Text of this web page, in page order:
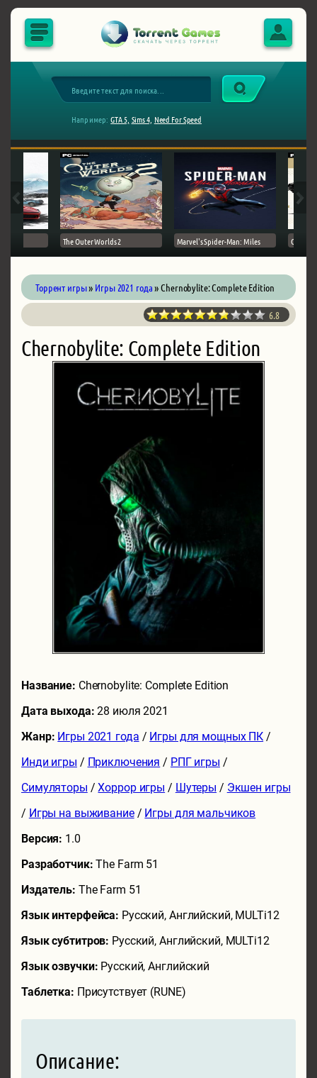
Например: GTA 5, Sims 4, Need For Speed
The Outer Worlds 2 Marvel's Spider-Man: Miles Ghost
Торрент игры» Игры 2021 года» Chernobylite: Complete Edition
6.8
Chernobylite: Complete Edition
Название: Chernobylite: Complete Edition
Дата выхода:28 июля 2021
Жанр: Игры 2021 года / Игры для мощных ПК /
Инди игры / Приключения / РПГ игры /
Симуляторы /Хоррор игры / Шутеры / Экшен игры
/ Игры на выживание/ Игры для мальчиков
Версия: 1.0
Разработчик:The Farm 51
Издатель: The Farm 51
Язык интерфейса: Русский, Английский, MULTi12
Язык субтитров: Русский, Английский, MULTi12
Язык озвучки: Русский, Английский
Таблетка: Присутствует (RUNE)
Описание: